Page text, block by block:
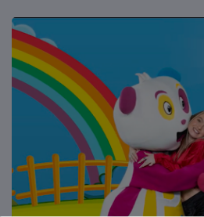
Replay TV Pitchoun
Où regarder TV Pitchoun ?
Radio
Grille des programmes Radio
Podcasts
Où écouter Radio Pitchoun ?